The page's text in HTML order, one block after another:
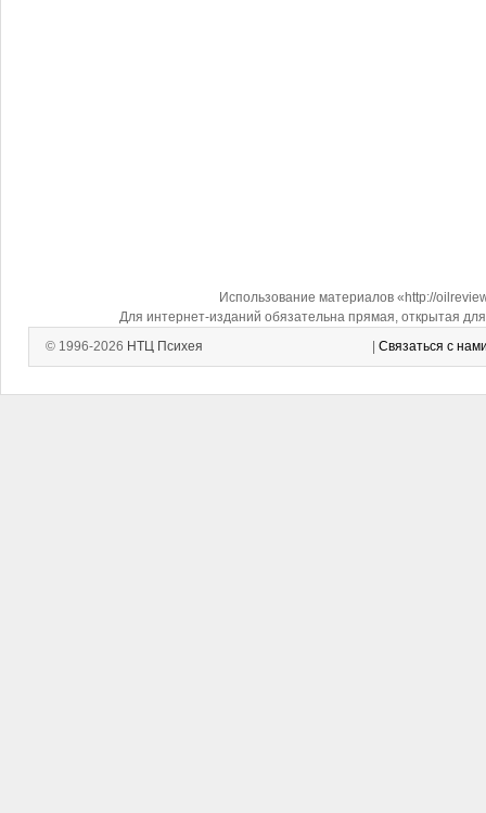
Использование материалов «http://
Для интернет-изданий обязательна прямая, открытая
© 1996-2026 НТЦ Психея Связаться с